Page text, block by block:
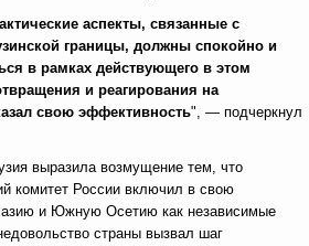
аспекты, связанные с
границы, должны спокойно и
в рамках действующего в этом
и реагирования на
свою эффективность", — подчеркнул
выразила возмущение тем, что
комитет России включил в свою
и Южную Осетию как независимые
страны вызвал шаг